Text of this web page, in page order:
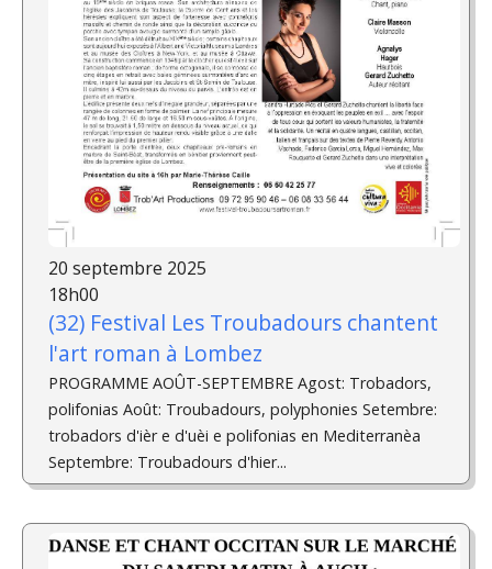
20 septembre 2025
18h00
(32) Festival Les Troubadours chantent
l'art roman à Lombez
PROGRAMME AOÛT-SEPTEMBRE Agost: Trobadors,
polifonias Août: Troubadours, polyphonies Setembre:
trobadors d'ièr e d'uèi e polifonias en Mediterranèa
Septembre: Troubadours d'hier...